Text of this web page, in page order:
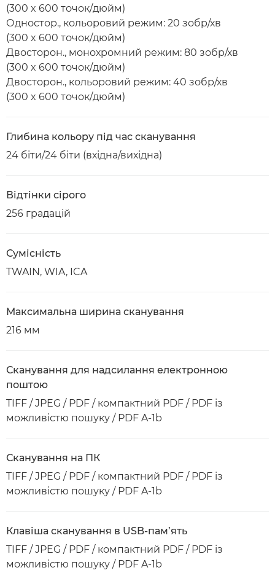
(300 x 600 точок/дюйм)
Одностор., кольоровий режим: 20 зобр/хв
(300 x 600 точок/дюйм)
Двосторон., монохромний режим: 80 зобр/хв
(300 x 600 точок/дюйм)
Двосторон., кольоровий режим: 40 зобр/хв
(300 x 600 точок/дюйм)
Глибина кольору під час сканування
24 біти/24 біти (вхідна/вихідна)
Відтінки сірого
256 градацій
Сумісність
TWAIN, WIA, ICA
Максимальна ширина сканування
216 мм
Сканування для надсилання електронною
поштою
TIFF / JPEG / PDF / компактний PDF / PDF із
можливістю пошуку / PDF A-1b
Сканування на ПК
TIFF / JPEG / PDF / компактний PDF / PDF із
можливістю пошуку / PDF A-1b
Клавіша сканування в USB-пам’ять
TIFF / JPEG / PDF / компактний PDF / PDF із
можливістю пошуку / PDF A-1b